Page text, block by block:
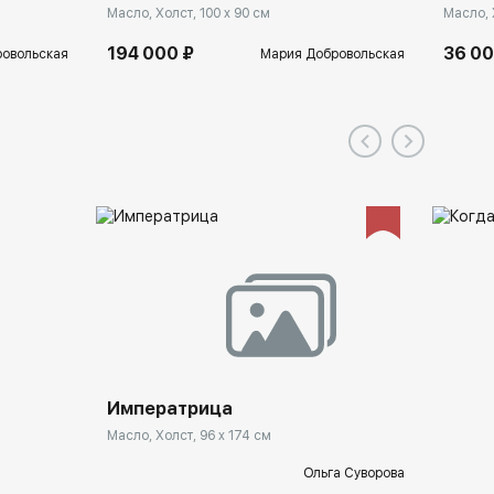
Масло, Холст, 100 x 90 см
194 000 ₽ Мария Добровольская
Масло,
36
Императрица
Масло, Холст, 96 x 174 см
Ольга Суворова